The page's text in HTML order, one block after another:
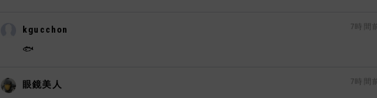
kgucchon
🐟
7時間前
眼鏡美人
7時間前